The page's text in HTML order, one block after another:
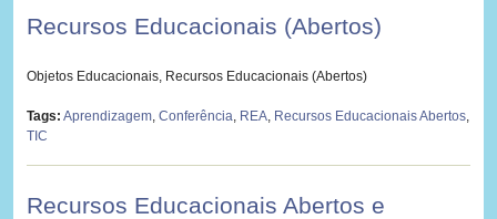
Recursos Educacionais (Abertos)
Objetos Educacionais, Recursos Educacionais (Abertos)
Tags: Aprendizagem, Conferência, REA, Recursos Educacionais Abertos,
TIC
Recursos Educacionais Abertos e